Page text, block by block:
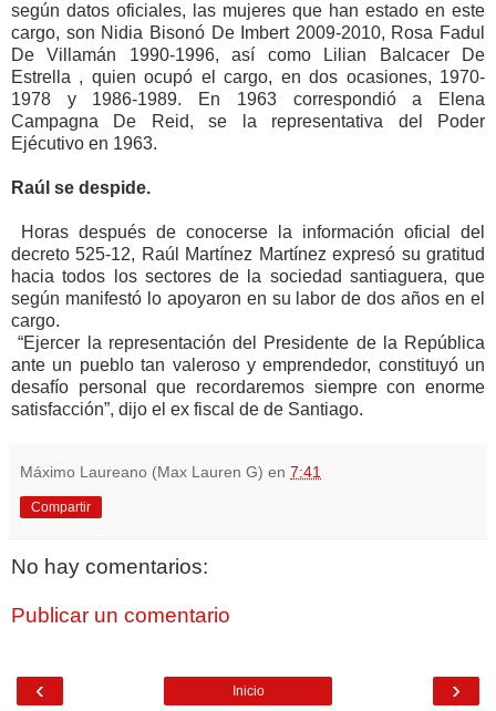
según datos oficiales, las mujeres que han estado en este
cargo, son Nidia Bisonó De Imbert 2009-2010, Rosa Fadul
De Villamán 1990-1996, así como Lilian Balcacer De
Estrella , quien ocupó el cargo, en dos ocasiones, 1970-
1978 y 1986-1989. En 1963 correspondió a Elena
Campagna De Reid, se la representativa del Poder
Ejécutivo en 1963.
Raúl se despide.
Horas después de conocerse la información oficial del
decreto 525-12, Raúl Martínez Martínez expresó su gratitud
hacia todos los sectores de la sociedad santiaguera, que
según manifestó lo apoyaron en su labor de dos años en el
cargo.
“Ejercer la representación del Presidente de la República
ante un pueblo tan valeroso y emprendedor, constituyó un
desafío personal que recordaremos siempre con enorme
satisfacción”, dijo el ex fiscal de de Santiago.
Máximo Laureano (Max Lauren G) en 7:41
Compartir
No hay comentarios:
Publicar un comentario
‹ ›
Inicio